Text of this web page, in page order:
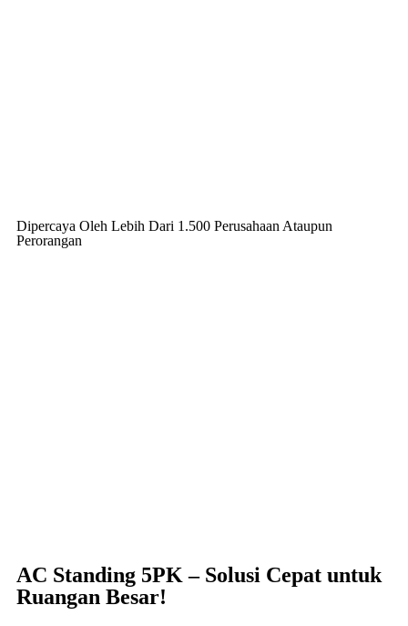
Dipercaya Oleh Lebih Dari 1.500 Perusahaan Ataupun
Perorangan
AC Standing 5PK – Solusi Cepat untuk
Ruangan Besar!